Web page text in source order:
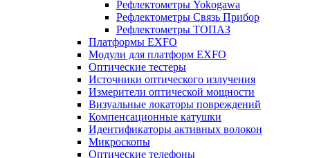
Рефлектометры Yokogawa
Рефлектометры Связь Прибор
Рефлектометры ТОПАЗ
Платформы EXFO
Модули для платформ EXFO
Оптические тестеры
Источники оптического излучения
Измерители оптической мощности
Визуальные локаторы повреждений
Компенсационные катушки
Идентификаторы активных волокон
Микроскопы
Оптические телефоны